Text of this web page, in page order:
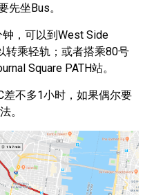
先坐Bus。
，可以到West Side
转乘轻轨；或者搭乘80号
Square PATH站。
差不多1小时，如果偶尔要
。